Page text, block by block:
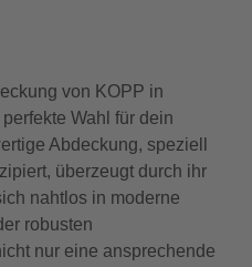
von KOPP in
Wahl für dein
Abdeckung, speziell
überzeugt durch ihr
nahtlos in moderne
robusten
nur eine ansprechende